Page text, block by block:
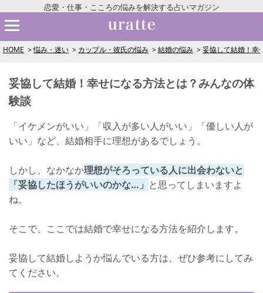
恋愛・仕事・こころの悩みを解決する占いマガジン
HOME 悩み・迷い カップル・彼氏の悩み 結婚の悩み 妥協して結婚！幸
妥協して結婚！幸せになる方法とは？みんなの体
験談
「イケメンがいい」「収入が多い人がいい」「優しい人が
いい」など、結婚相手に理想があるでしょう。
しかし、なかなか理想がそろっている人に出会わないと
「妥協したほうがいいのかな…」 と思ってしまいますよ
ね。
そこで、ここでは結婚で幸せになる方法を紹介します。
妥協して結婚しようか悩んでいる方は、ぜひ参考にしてみ
てください。